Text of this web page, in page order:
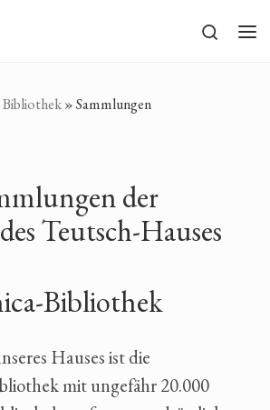
Search
»Sammlungen
der
Teutsch-Hauses
Bibliothek
Hauses ist die
mit ungefähr 20.000